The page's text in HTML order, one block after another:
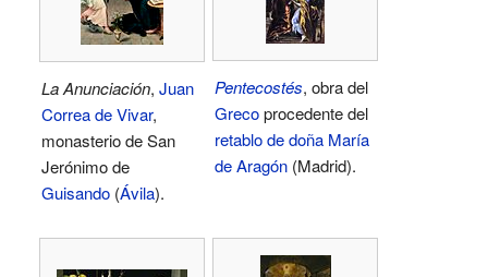
La Anunciación, Juan
Correa de Vivar,
monasterio de San
Jerónimo de
Guisando (Ávila).
Pentecostés, obra del
Grecoprocedente del
retablo de doña María
de Aragón (Madrid).